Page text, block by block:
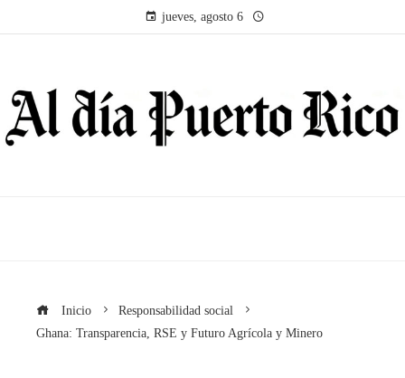
jueves, agosto 6
Inicio
Responsabilidad social
Ghana: Transparencia, RSE y Futuro Agrícola y Minero